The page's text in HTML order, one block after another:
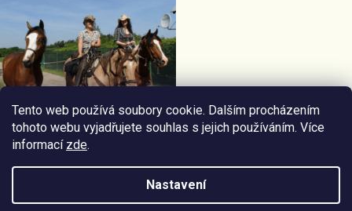
Tento web používá soubory cookie. Dalším procházením
tohoto webu vyjadřujete souhlas s jejich používáním. Více
informací zde.
Nastavení